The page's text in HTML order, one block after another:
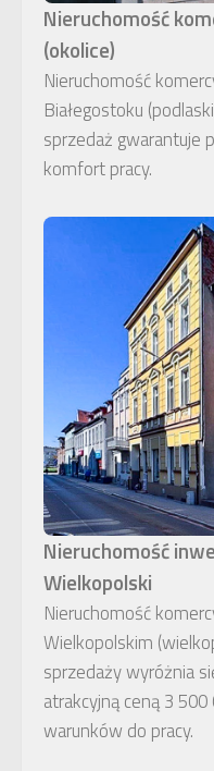
Nieruchomość
(okolice)
Nieruchomość
Białegostoku
sprzedaż gwarantuje
komfort pracy.
Nieruchomość
Wielkopolski
Nieruchomość
Wielkopolskim
sprzedaży wyróżnia
atrakcyjną ceną 3 500
warunków do pracy.